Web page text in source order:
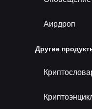
Аирдроп
Другие